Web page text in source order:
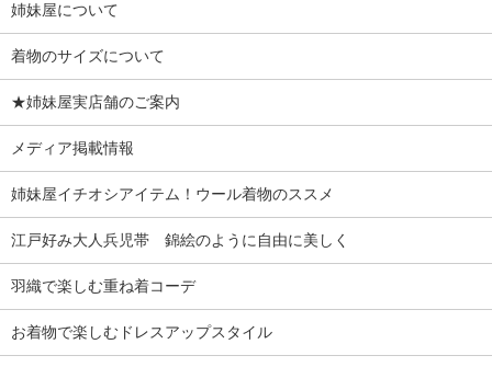
姉妹屋について
着物のサイズについて
★姉妹屋実店舗のご案内
メディア掲載情報
姉妹屋イチオシアイテム！ウール着物のススメ
江戸好み大人兵児帯 錦絵のように自由に美しく
羽織で楽しむ重ね着コーデ
お着物で楽しむドレスアップスタイル